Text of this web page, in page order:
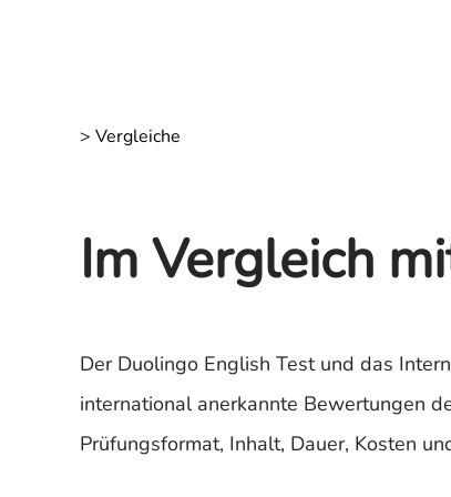
> Vergleiche
Im Vergleich
Der Duolingo English Test und das
international anerkannte Bewertungen
Prüfungsformat, Inhalt, Dauer, Kosten